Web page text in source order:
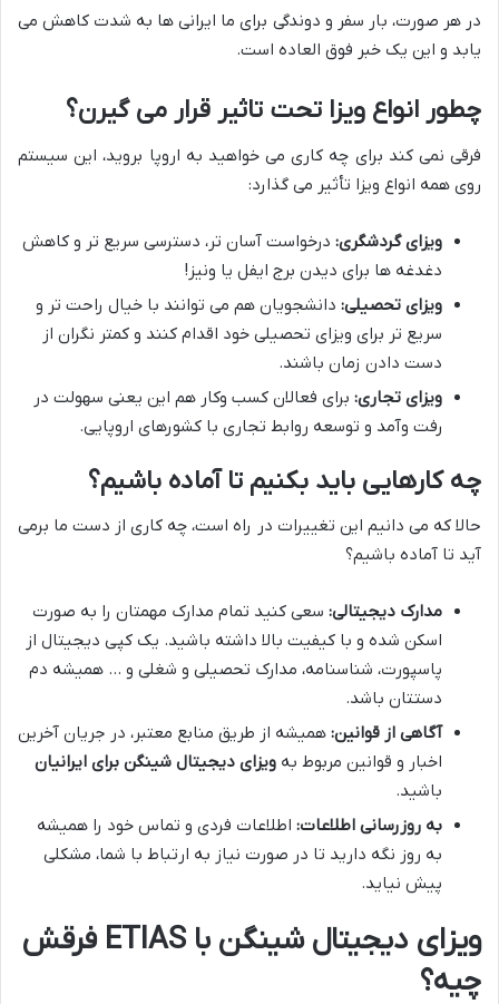
در هر صورت، بار سفر و دوندگی برای ما ایرانی ها به شدت کاهش می
یابد و این یک خبر فوق العاده است.
چطور انواع ویزا تحت تاثیر قرار می گیرن؟
فرقی نمی کند برای چه کاری می خواهید به اروپا بروید، این سیستم
روی همه انواع ویزا تأثیر می گذارد:
ویزای گردشگری: درخواست آسان تر، دسترسی سریع تر و کاهش
دغدغه ها برای دیدن برج ایفل یا ونیز!
ویزای تحصیلی: دانشجویان هم می توانند با خیال راحت تر و
سریع تر برای ویزای تحصیلی خود اقدام کنند و کمتر نگران از
دست دادن زمان باشند.
ویزای تجاری: برای فعالان کسب وکار هم این یعنی سهولت در
رفت وآمد و توسعه روابط تجاری با کشورهای اروپایی.
چه کارهایی باید بکنیم تا آماده باشیم؟
حالا که می دانیم این تغییرات در راه است، چه کاری از دست ما برمی
آید تا آماده باشیم؟
مدارک دیجیتالی: سعی کنید تمام مدارک مهمتان را به صورت
اسکن شده و با کیفیت بالا داشته باشید. یک کپی دیجیتال از
پاسپورت، شناسنامه، مدارک تحصیلی و شغلی و … همیشه دم
دستتان باشد.
آگاهی از قوانین: همیشه از طریق منابع معتبر، در جریان آخرین
اخبار و قوانین مربوط به ویزای دیجیتال شینگن برای ایرانیان
باشید.
به روزرسانی اطلاعات: اطلاعات فردی و تماس خود را همیشه
به روز نگه دارید تا در صورت نیاز به ارتباط با شما، مشکلی
پیش نیاید.
ویزای دیجیتال شینگن با ETIAS فرقش
چیه؟